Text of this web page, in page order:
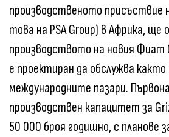
производственото присъствие
това на PSA Group) в Африка, ще
производството на новия Фиат
е проектиран да обслужва
международните пазари.
производствен капацитет за
50 000 броя годишно, с планове